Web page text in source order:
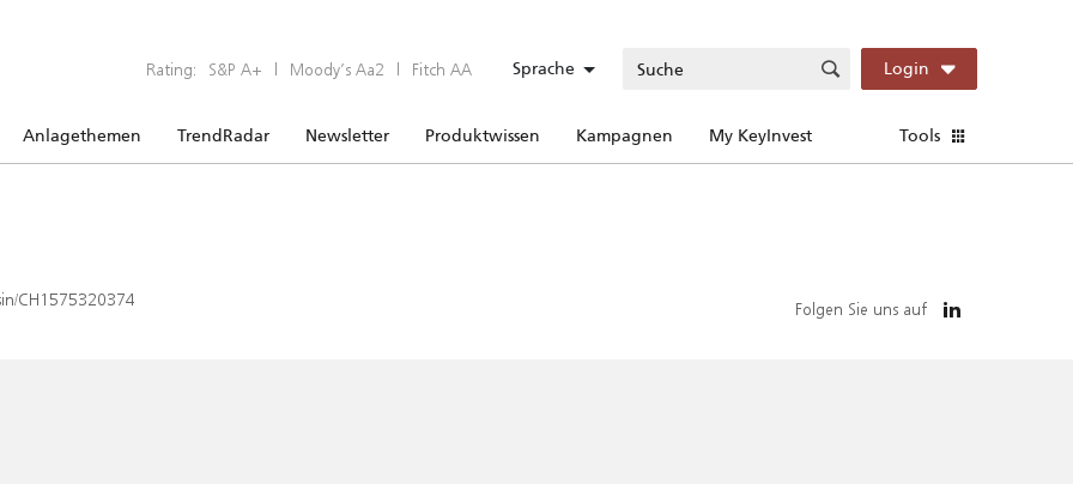
Rating: S&P A+ | Moody’s Aa2 | Fitch AA Sprache Login
Anlagethemen TrendRadar Newsletter Produktwissen Kampagnen My KeyInvest Tools
CH1575320374 Folgen Sie uns auf